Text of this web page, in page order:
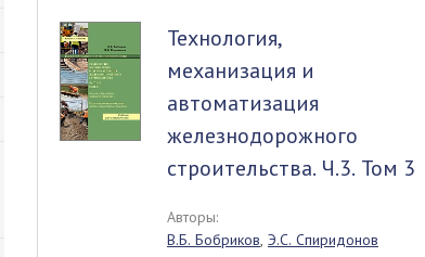
Технология,
механизация и
автоматизация
железнодорожного
строительства. Ч.3. Том 3
Авторы:
В.Б. Бобриков, Э.С. Спиридонов